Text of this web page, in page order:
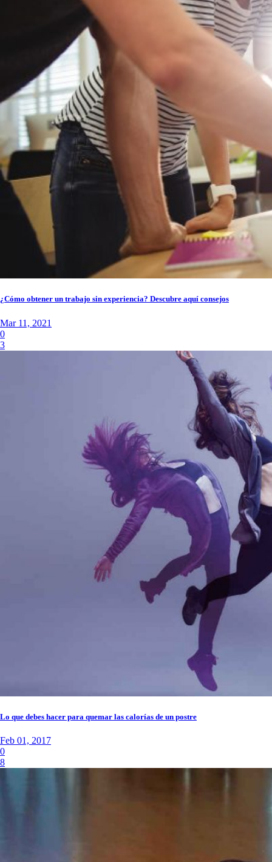
¿Cómo obtener un trabajo sin experiencia? Descubre aquí consejos
Mar 11, 2021
0
3
Lo que debes hacer para quemar las calorías de un postre
Feb 01, 2017
0
8